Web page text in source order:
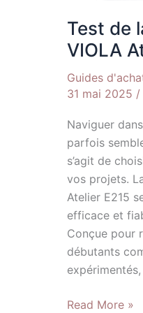
Test de
VIOLA
Guides
31 mai 2025 /
Naviguer
parfois
s’agit de
vos projets.
Atelier E215
efficace et
Conçue pour
débutants
Read More »